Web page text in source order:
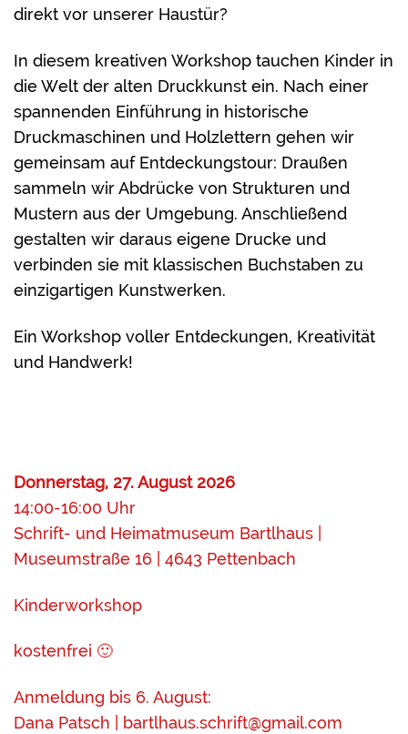
direkt vor unserer Haustür?
In diesem kreativen Workshop tauchen Kinder in
die Welt der alten Druckkunst ein. Nach einer
spannenden Einführung in historische
Druckmaschinen und Holzlettern gehen wir
gemeinsam auf Entdeckungstour: Draußen
sammeln wir Abdrücke von Strukturen und
Mustern aus der Umgebung. Anschließend
gestalten wir daraus eigene Drucke und
verbinden sie mit klassischen Buchstaben zu
einzigartigen Kunstwerken.
Ein Workshop voller Entdeckungen, Kreativität
und Handwerk!
Donnerstag, 27. August 2026
14:00-16:00 Uhr
Schrift- und Heimatmuseum Bartlhaus |
Museumstraße 16 | 4643 Pettenbach
Kinderworkshop
kostenfrei 🙂
Anmeldung bis 6. August:
Dana Patsch | bartlhaus.schrift@gmail.com